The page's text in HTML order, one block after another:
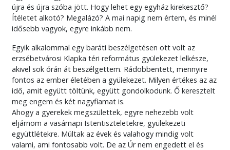
újra és újra szóba jött. Hogy lehet egy egyház kirekesztő?
Ítéletet alkotó? Megalázó? A mai napig nem értem, és minél
idősebb vagyok, egyre inkább nem.
Egyik alkalommal egy baráti beszélgetésen ott volt az
erzsébetvárosi Klapka téri református gyülekezet lelkésze,
akivel sok órán át beszélgettem. Rádöbbentett, mennyire
fontos az ember életében a gyülekezet. Milyen értékes az az
idő, amit együtt töltünk, együtt gondolkodunk. Ő keresztelt
meg engem és két nagyfiamat is.
Ahogy a gyerekek megszülettek, egyre nehezebb volt
eljárnom a vasárnapi Istentiszteletekre, gyülekezeti
együttlétekre. Múltak az évek és valahogy mindig volt
valami, ami fontosabb volt. De az Úr nem engedett el és